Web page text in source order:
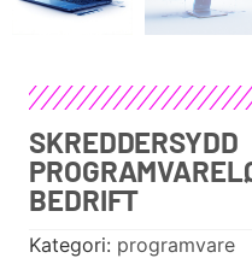
SKREDDERSYDD
BEDRIFT
Kategori: programvare